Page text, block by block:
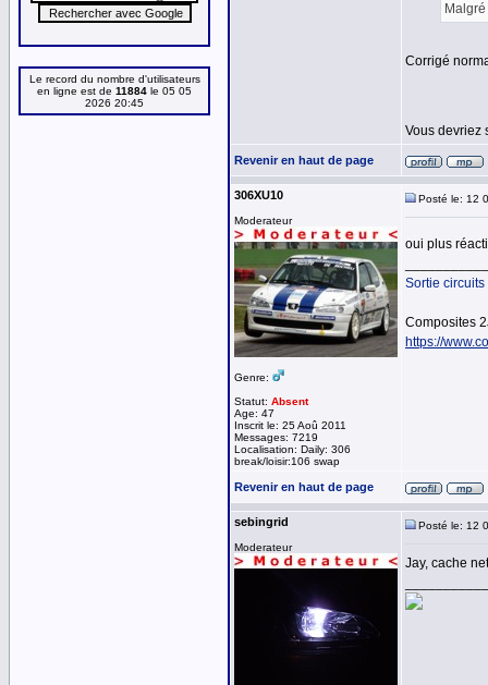
Le record du nombre d'utilisateurs
en ligne est de 11884 le 05 05
2026 20:45
Corrigé
Vous devriez
Revenir en haut de page
306XU10
Moderateur
Genre:
Statut: Absent
Age: 47
Inscrit le: 25 Aoû 2011
Messages: 7219
Localisation: Daily: 306
break/loisir:106 swap
Posté le: 12
oui plus
Sortie circuits
Composites
https://
Revenir en haut de page
sebingrid
Moderateur
Posté le: 12
Jay, cache